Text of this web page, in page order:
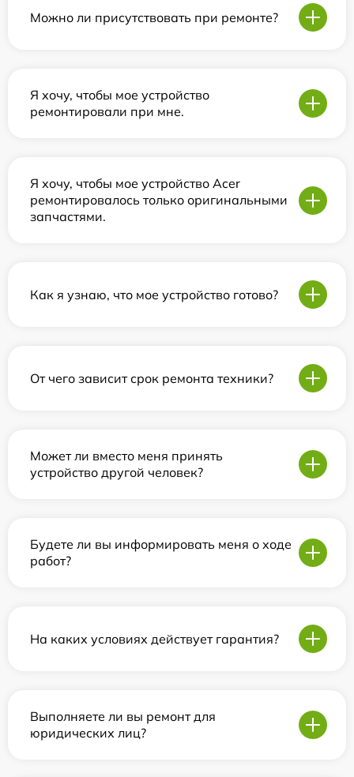
Можно ли присутствовать при ремонте?
Я хочу, чтобы мое устройство
ремонтировали при мне.
Я хочу, чтобы мое устройство Acer
ремонтировалось только оригинальными
запчастями.
Как я узнаю, что мое устройство готово?
От чего зависит срок ремонта техники?
Может ли вместо меня принять
устройство другой человек?
Будете ли вы информировать меня о ходе
работ?
На каких условиях действует гарантия?
Выполняете ли вы ремонт для
юридических лиц?